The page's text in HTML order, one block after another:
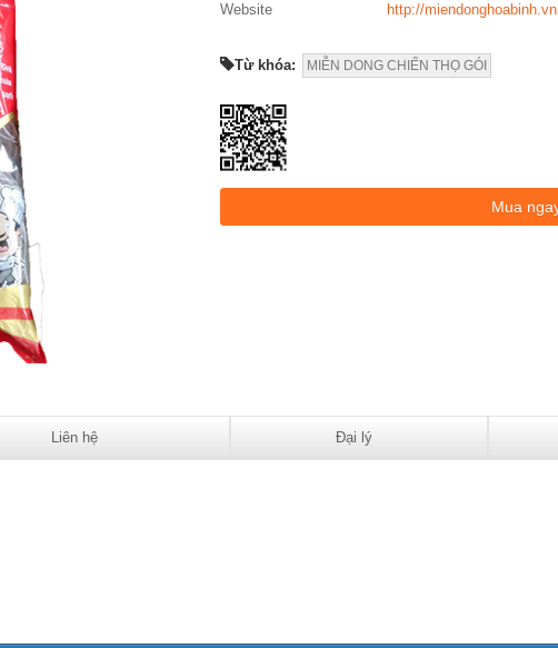
Website
http://miendonghoabinh.vn
Từ khóa: MIỄN DONG CHIẾN THỌ GÓI
Liên hệ Đại lý